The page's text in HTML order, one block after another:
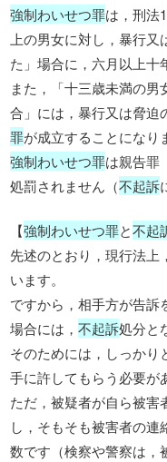
強制わいせつ罪は，刑法
上の男女に対し，暴行
た」場合に，六月以上十
また，「十三歳未満の
合」には，暴行又は脅迫
罪が成立することになり
強制わいせつ罪は親告罪
処罰されません（不起訴
【強制わいせつ罪と不起
先述のとおり，現行法上
います。
ですから，相手方が告訴
場合には，不起訴処分と
そのためには，しっかり
手に許してもらう必要が
ただ，被疑者が自ら被害
し，そもそも被害者の
数です（検察や警察は，